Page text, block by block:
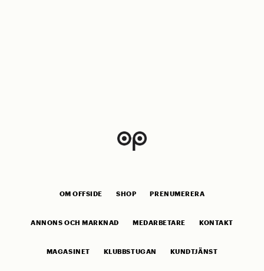
OM OFFSIDE SHOP PRENUMERERA
ANNONS OCH MARKNAD MEDARBETARE KONTAKT
MAGASINET KLUBBSTUGAN KUNDTJÄNST